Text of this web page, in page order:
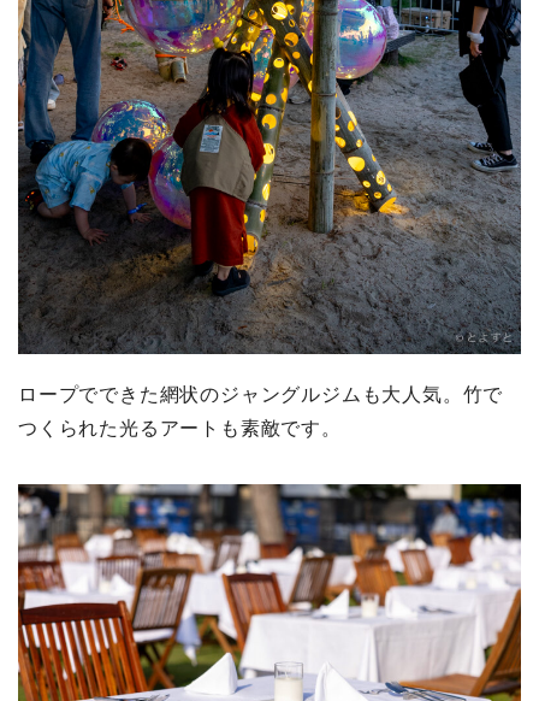
ロープでできた網状のジャングルジムも大人気。竹で
つくられた光るアートも素敵です。